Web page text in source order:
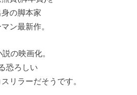
の脚本家
ン最新作。
の映画化。
恐ろしい
リラーだそうです。